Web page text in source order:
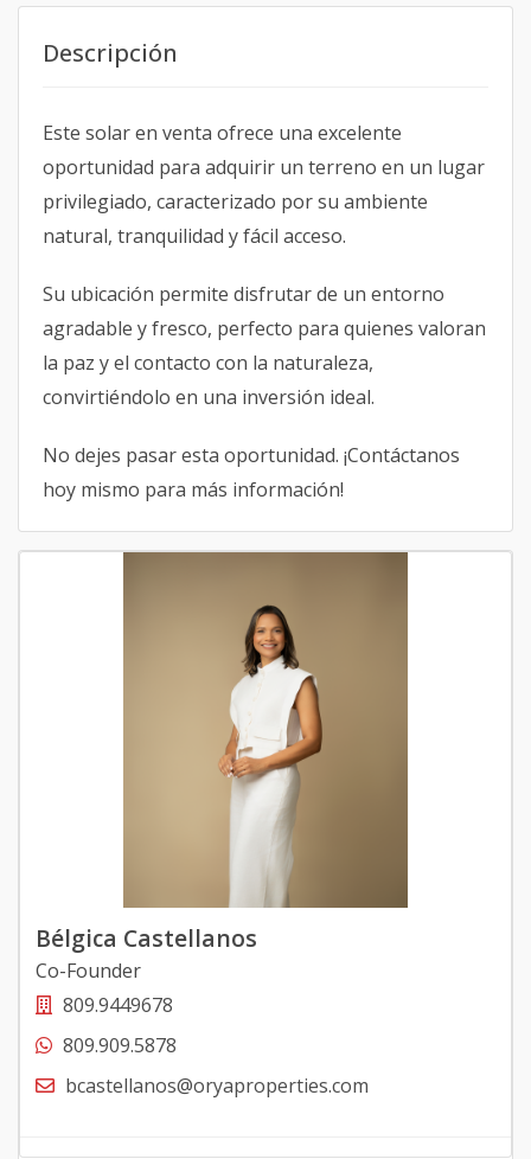
Descripción
Este solar en venta ofrece una excelente
oportunidad para adquirir un terreno en un lugar
privilegiado, caracterizado por su ambiente
natural, tranquilidad y fácil acceso.
Su ubicación permite disfrutar de un entorno
agradable y fresco, perfecto para quienes valoran
la paz y el contacto con la naturaleza,
convirtiéndolo en una inversión ideal.
No dejes pasar esta oportunidad. ¡Contáctanos
hoy mismo para más información!
Bélgica Castellanos
Co-Founder
809.9449678
809.909.5878
bcastellanos@oryaproperties.com